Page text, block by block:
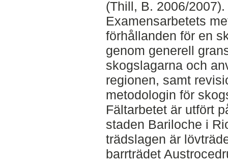
(Thill, B. 2006/2007).
Examensarbetets
förhållanden för en
genom generell
skogslagarna och
regionen, samt
metodologin för
Fältarbetet är utfört
staden Bariloche i
trädslagen är
barrträdet